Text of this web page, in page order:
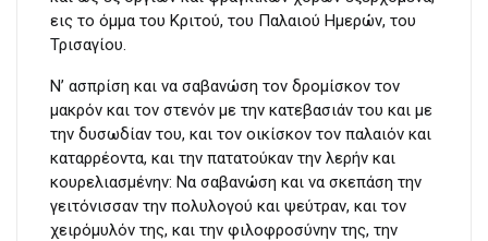
εις το όμμα του Κριτού, του Παλαιού Ημερών, του
Τρισαγίου.
Ν’ ασπρίση και να σαβανώση τον δρομίσκον τον
μακρόν και τον στενόν με την κατεβασιάν του και με
την δυσωδίαν του, και τον οικίσκον τον παλαιόν και
καταρρέοντα, και την πατατούκαν την λερήν και
κουρελιασμένην: Να σαβανώση και να σκεπάση την
γειτόνισσαν την πολυλογού και ψεύτραν, και τον
χειρόμυλόν της, και την φιλοφροσύνην της, την